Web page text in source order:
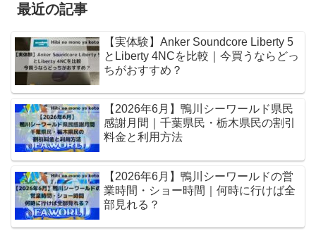
最近の記事
【実体験】Anker Soundcore Liberty 5
とLiberty 4NCを比較｜今買うならどっ
ちがおすすめ？
【2026年6月】鴨川シーワールド県民
感謝月間｜千葉県民・栃木県民の割引
料金と利用方法
【2026年6月】鴨川シーワールドの営
業時間・ショー時間｜何時に行けば全
部見れる？